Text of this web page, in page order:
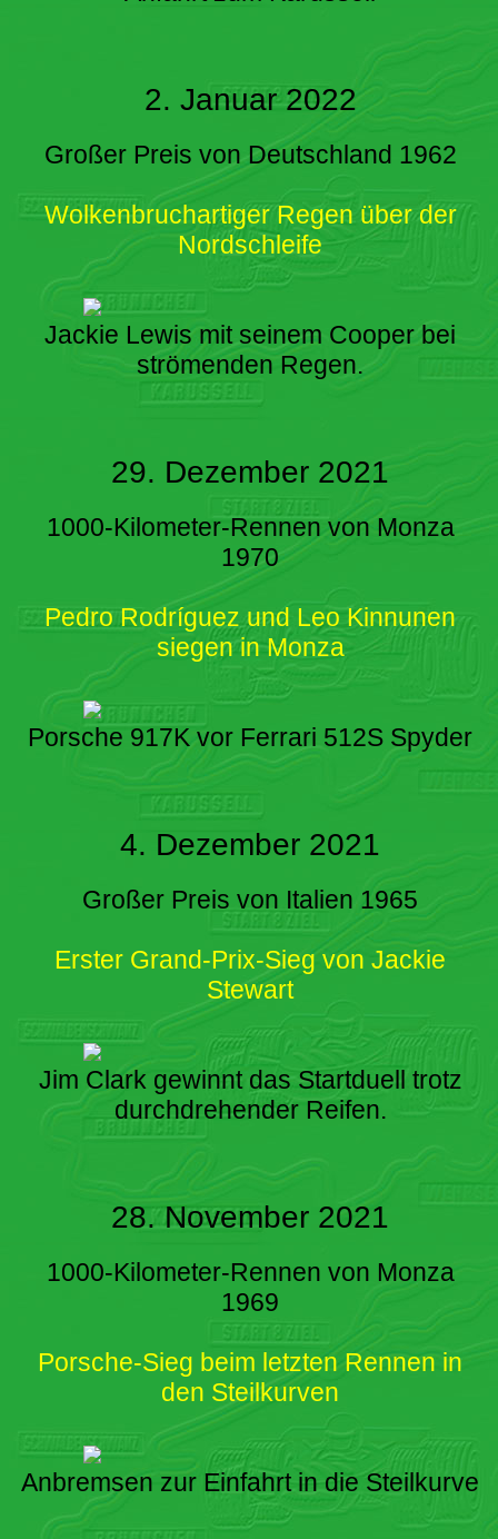
2. Januar 2022
Großer Preis von Deutschland 1962
Wolkenbruchartiger Regen über der
Nordschleife
Jackie Lewis mit seinem Cooper bei
strömenden Regen.
29. Dezember 2021
1000-Kilometer-Rennen von Monza
1970
Pedro Rodríguez und Leo Kinnunen
siegen in Monza
Porsche 917K vor Ferrari 512S Spyder
4. Dezember 2021
Großer Preis von Italien 1965
Erster Grand-Prix-Sieg von Jackie
Stewart
Jim Clark gewinnt das Startduell trotz
durchdrehender Reifen.
28. November 2021
1000-Kilometer-Rennen von Monza
1969
Porsche-Sieg beim letzten Rennen in
den Steilkurven
Anbremsen zur Einfahrt in die Steilkurve